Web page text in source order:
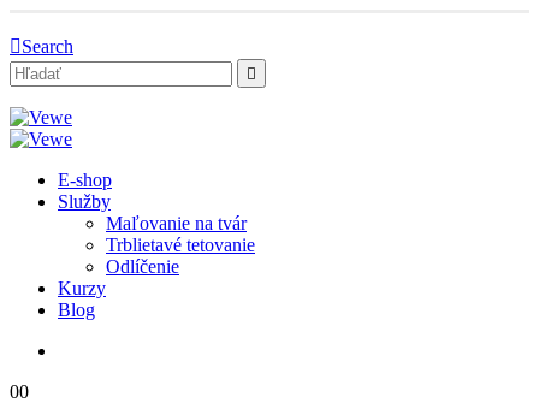
Search
E-shop
Služby
Maľovanie na tvár
Trblietavé tetovanie
Odlíčenie
Kurzy
Blog
00